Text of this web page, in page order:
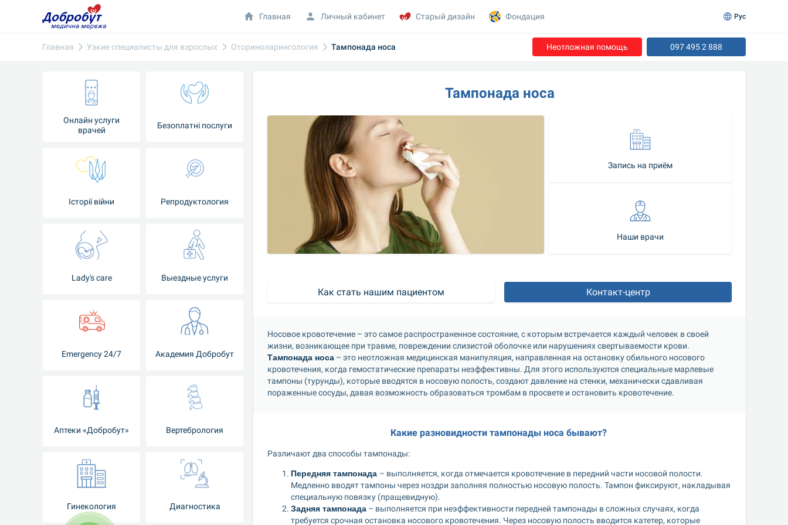
Главная Узкие специалисты для взрослых Оториноларингология Тампонада носа Неотложная помощь 097 495 2 888
Онлайн услуги
врачей
Безоплатні послуги
Iсторії війни Репродуктология
Lady's care Выездные услуги
Emergency 24/7 Академия Добробут
Аптеки «Добробут» Вертебрология
Гинекология Диагностика
Тампонада носа
Запись на приём
Наши врачи
Как стать нашим пациентом Контакт-центр
Носовое кровотечение – это самое распространенное состояние, с которым встречается каждый человек в своей
Тампонада носа – это неотложная медицинская манипуляция, направленная на остановку обильного носового
кровотечения, когда гемостатические препараты неэффективны. Для этого используются специальные марлевые
тампоны (турунды), которые вводятся в носовую полость, создают давление на стенки, механически сдавливая
пораженные сосуды, давая возможность образоваться тромбам в просвете и остановить кровотечение.
Какие разновидности тампонады носа бывают?
Различают два способы тампонады:
Передняя тампонада – выполняется, когда отмечается кровотечение в передний части носовой полости.
Медленно вводят тампоны через ноздри заполняя полностью носовую полость. Тампон фиксируют, накладывая
специальную повязку (пращевидную).
Задняя тампонада – выполняется при неэффективности передней тампонады в сложных случаях, когда
требуется срочная остановка носового кровотечения. Через носовую полость вводится катетер, которые
Главная Личный кабинет Старый дизайн Фондация Рус